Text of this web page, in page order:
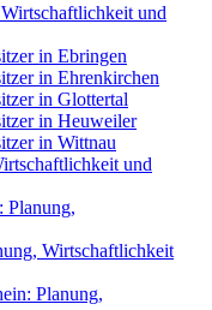
und
in Ebringen
in Ehrenkirchen
in Glottertal
in Heuweiler
in Wittnau
und
Planung,
Wirtschaftlichkeit
Planung,